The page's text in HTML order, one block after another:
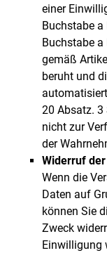
einer
Buchstabe a
Buchstabe a
gemäß
beruht und
20 Absatz. 3
nicht zur
der
Widerruf
Wenn die
Daten auf
können Sie
Zweck
Einwilligung